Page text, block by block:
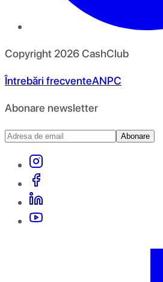
Copyright 2026CashClub
Întrebări frecventeANPC
Abonare newsletter
Abonare